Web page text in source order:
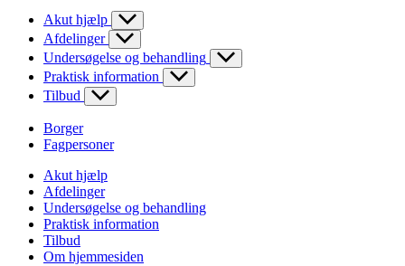
Akut hjælp
Afdelinger
Undersøgelse og behandling
Praktisk information
Tilbud
Borger
Fagpersoner
Akut hjælp
Afdelinger
Undersøgelse og behandling
Praktisk information
Tilbud
Om hjemmesiden